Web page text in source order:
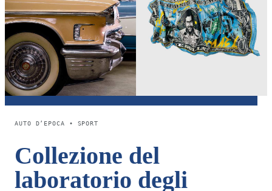
AUTO D’EPOCA • SPORT
Collezione del
laboratorio degli